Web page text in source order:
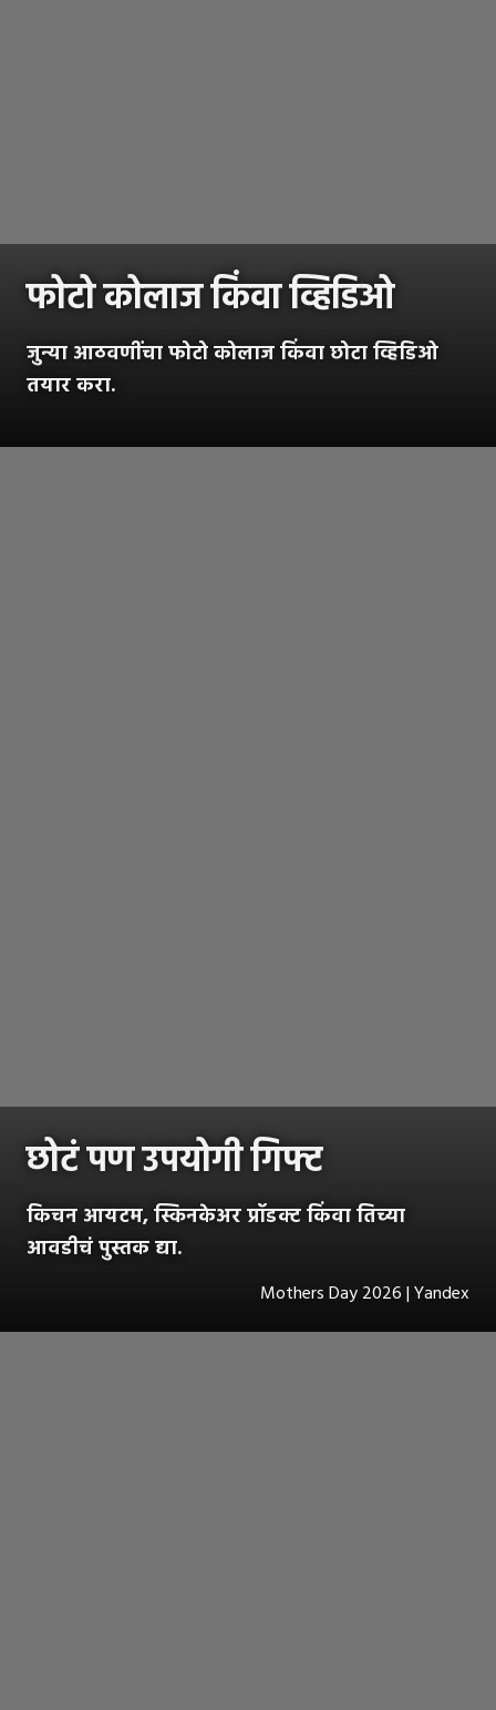
फोटो कोलाज किंवा व्हिडिओ
जुन्या आठवणींचा फोटो कोलाज किंवा छोटा व्हिडिओ
तयार करा.
छोटं पण उपयोगी गिफ्ट
किचन आयटम, स्किनकेअर प्रॉडक्ट किंवा तिच्या
आवडीचं पुस्तक द्या.
Mothers Day 2026 | Yandex